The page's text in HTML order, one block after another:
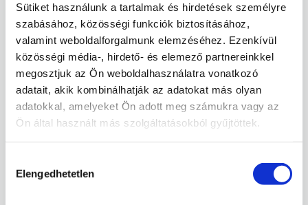
Sütiket használunk a tartalmak és hirdetések személyre
szabásához, közösségi funkciók biztosításához,
valamint weboldalforgalmunk elemzéséhez. Ezenkívül
közösségi média-, hirdető- és elemező partnereinkkel
megosztjuk az Ön weboldalhasználatra vonatkozó
adatait, akik kombinálhatják az adatokat más olyan
adatokkal, amelyeket Ön adott meg számukra vagy az
Ön által használt más szolgáltatásokból gyűjtöttek.
kiválasztása
Elengedhetetlen
választás:
a
nejlonzacskó-
mentes
világnap
üzenete
Környezetvédelmi
Világnap
Sir
David
környezetvédelem